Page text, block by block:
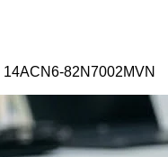
82N7002MVN